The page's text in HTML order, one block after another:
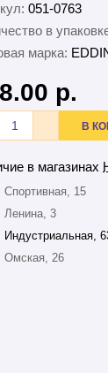
051-0763
в
марка:
р.
В
в магазинах
Спортивная, 15
Ленина, 3
Индустриальная,
Омская, 26